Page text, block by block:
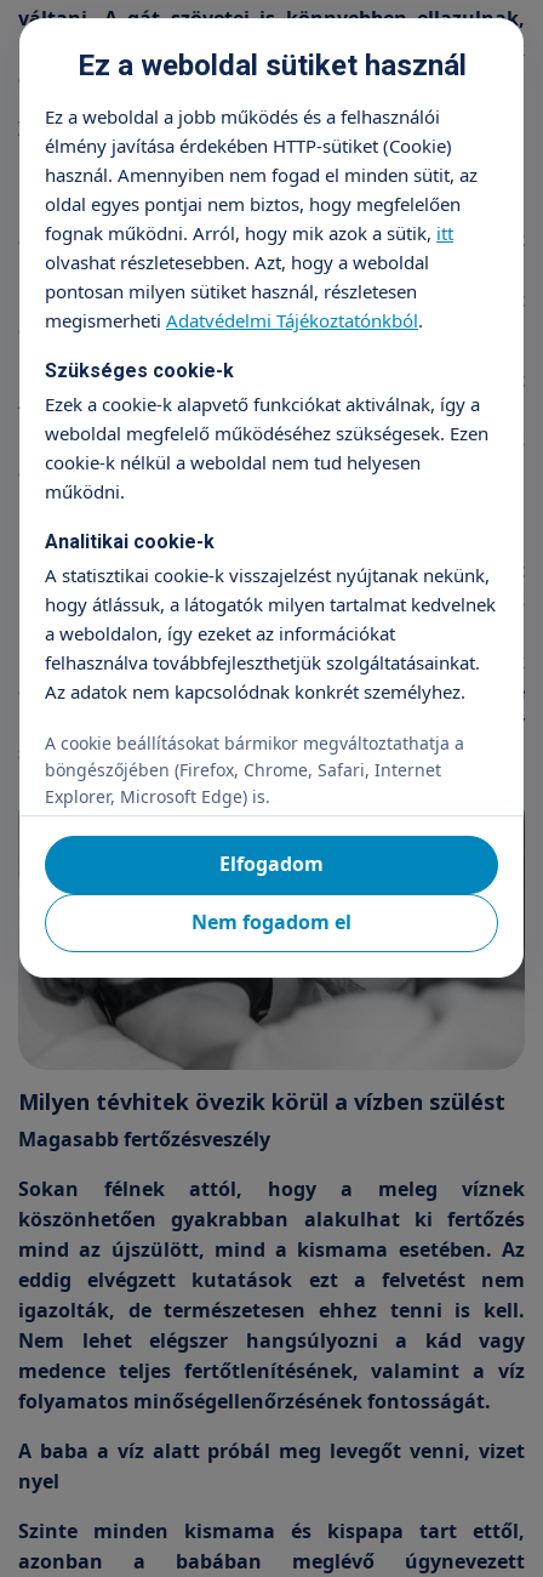
váltani. A gát szövetei is könnyebben ellazulnak,
így vízben szülésnél alacsonyabb a gátrepedések
gyakorisága. Ilyenkor nem végzünk gátmetszést.
Intim és természetes
Kétség sem férhet hozzá, hogy sokkal
bensőségesebb mind az anya, mind a baba számára
az, hogy ugyanabban a közegben vannak. Az
újszülöttre mindenképpen megnyugtatólag hat a
kellemesen meleg víz, hiszen kilenc hónapot töltött
el a magzatvízben.
Ne felejtsük el azt sem, hogy a zavartalan környezet
fokozható lágyabb fényekkel és akár halk zenével
is, így növelve a kismama biztonságérzetét a szülés
alatt.
Mindenképpen előny, hogy az egész család együtt
lehet, és közösen élhetik át a vajúdás és a szülés
pillanatait, mindezt pedig egy barátságos, intim,
megnyugtató közegben. Azok az anyák, akik
egyszer már a vízben szülést választották, szinte
biztos, hogy a következő gyermeküket is így
szeretnék világra hozni.
Milyen tévhitek övezik körül a vízben szülést
Magasabb fertőzésveszély
Sokan félnek attól, hogy a meleg víznek
köszönhetően gyakrabban alakulhat ki fertőzés
mind az újszülött, mind a kismama esetében. Az
eddig elvégzett kutatások ezt a felvetést nem
igazolták, de természetesen ehhez tenni is kell.
Nem lehet elégszer hangsúlyozni a kád vagy
medence teljes fertőtlenítésének, valamint a víz
folyamatos minőségellenőrzésének fontosságát.
A baba a víz alatt próbál meg levegőt venni, vizet
nyel
Szinte minden kismama és kispapa tart ettől,
azonban a babában meglévő úgynevezett
Ez a weboldal sütiket használ
Ez a weboldal a jobb működés és a felhasználói
élmény javítása érdekében HTTP-sütiket (Cookie)
használ. Amennyiben nem fogad el minden sütit, az
oldal egyes pontjai nem biztos, hogy megfelelően
fognak működni. Arról, hogy mik azok a sütik, itt
olvashat részletesebben. Azt, hogy a weboldal
pontosan milyen sütiket használ, részletesen
megismerheti Adatvédelmi Tájékoztatónkból.
Szükséges cookie-k
Ezek a cookie-k alapvető funkciókat aktiválnak, így a
weboldal megfelelő működéséhez szükségesek. Ezen
cookie-k nélkül a weboldal nem tud helyesen
működni.
Analitikai cookie-k
A statisztikai cookie-k visszajelzést nyújtanak nekünk,
hogy átlássuk, a látogatók milyen tartalmat kedvelnek
a weboldalon, így ezeket az információkat
felhasználva továbbfejleszthetjük szolgáltatásainkat.
Az adatok nem kapcsolódnak konkrét személyhez.
A cookie beállításokat bármikor megváltoztathatja a
böngészőjében (Firefox, Chrome, Safari, Internet
Explorer, Microsoft Edge) is.
Nem fogadom el
Elfogadom